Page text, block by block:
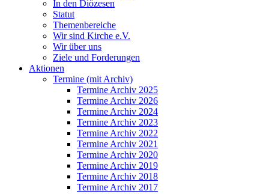
In den Diözesen
Statut
Themenbereiche
Wir sind Kirche e.V.
Wir über uns
Ziele und Forderungen
Aktionen
Termine (mit Archiv)
Termine Archiv 2025
Termine Archiv 2026
Termine Archiv 2024
Termine Archiv 2023
Termine Archiv 2022
Termine Archiv 2021
Termine Archiv 2020
Termine Archiv 2019
Termine Archiv 2018
Termine Archiv 2017